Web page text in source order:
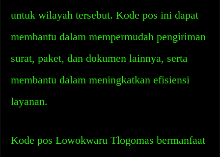
untuk wilayah tersebut. Kode pos ini dapat
membantu dalam mempermudah pengiriman
surat, paket, dan dokumen lainnya, serta
membantu dalam meningkatkan efisiensi
layanan.
Kode pos Lowokwaru Tlogomas bermanfaat